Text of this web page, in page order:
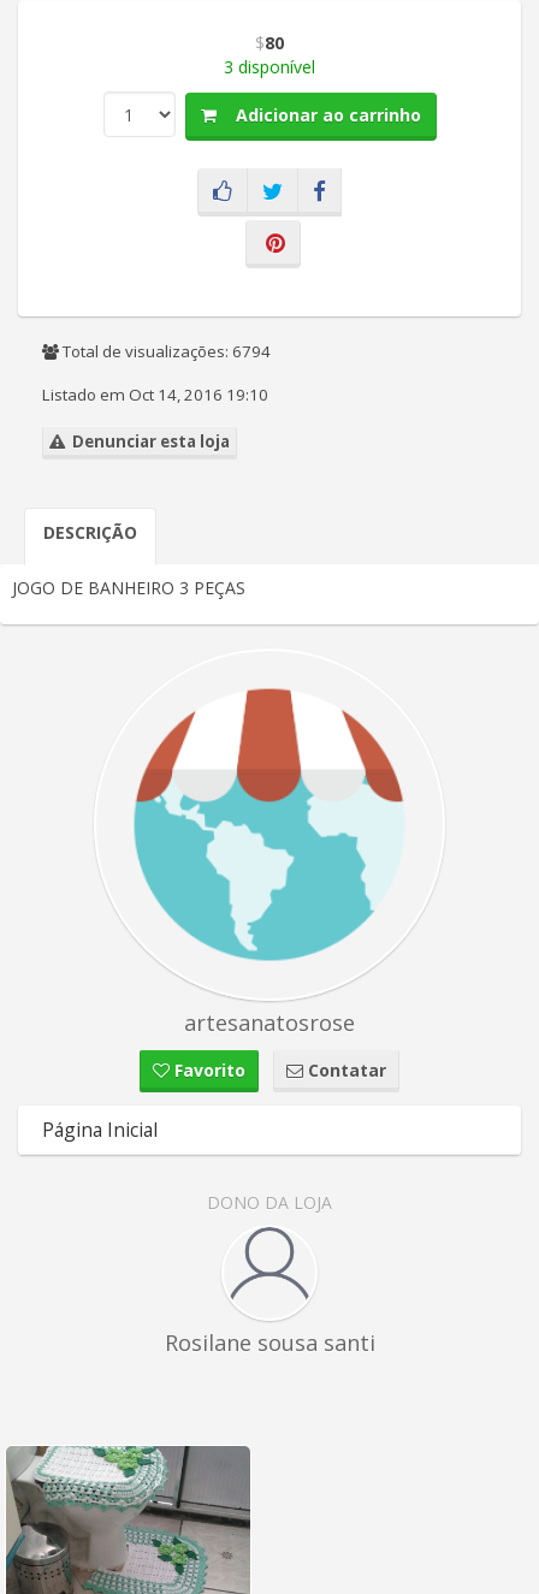
$80
3 disponível
Adicionar ao carrinho
Total de visualizações: 6794
Listado em Oct 14, 2016 19:10
Denunciar esta loja
DESCRIÇÃO
JOGO DE BANHEIRO 3 PEÇAS
artesanatosrose
Favorito Contatar
Página Inicial
DONO DA LOJA
Rosilane sousa santi